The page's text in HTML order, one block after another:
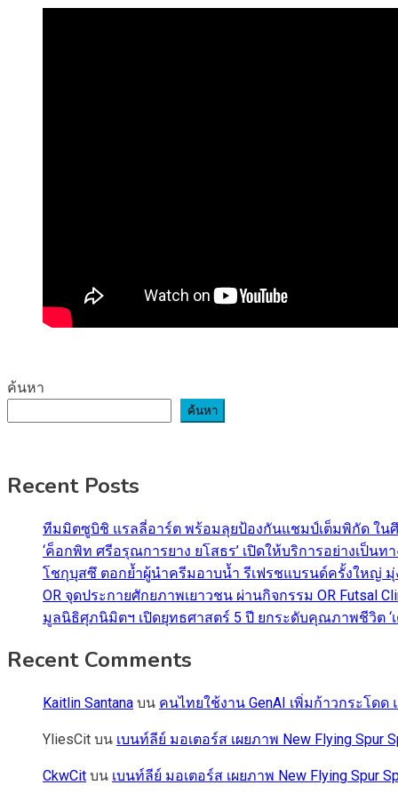
ค้นหา
ค้นหา
Recent Posts
ทีมมิตซูบิชิ แรลลี่อาร์ต พร้อมลุยป้องกันแชมป์เต็มพิกัด ใน
‘ค็อกพิท ศรีอรุณการยาง ยโสธร’ เปิดให้บริการอย่างเป็น
โชกุบุสซึ ตอกย้ำผู้นำครีมอาบน้ำ รีเฟรชแบรนด์ครั้งใหญ่ มุ่
OR จุดประกายศักยภาพเยาวชน ผ่านกิจกรรม OR Futsal
มูลนิธิศุภนิมิตฯ เปิดยุทธศาสตร์ 5 ปี ยกระดับคุณภาพชีวิต
Recent Comments
Kaitlin Santana บน คนไทยใช้งาน GenAI เพิ่มก้าวกระโด
YliesCit บน เบนท์ลีย์ มอเตอร์ส เผยภาพ New Flying
CkwCit บน เบนท์ลีย์ มอเตอร์ส เผยภาพ New Flying Spur